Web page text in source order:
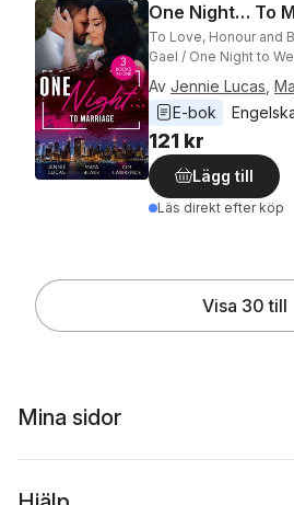
One Night… To
To Love, Honour and
Gael / One Night to
Av Jennie Lucas
E-bok
121 kr
Lägg till
Läs direkt efter köp
Visa 30 till
Mina sidor